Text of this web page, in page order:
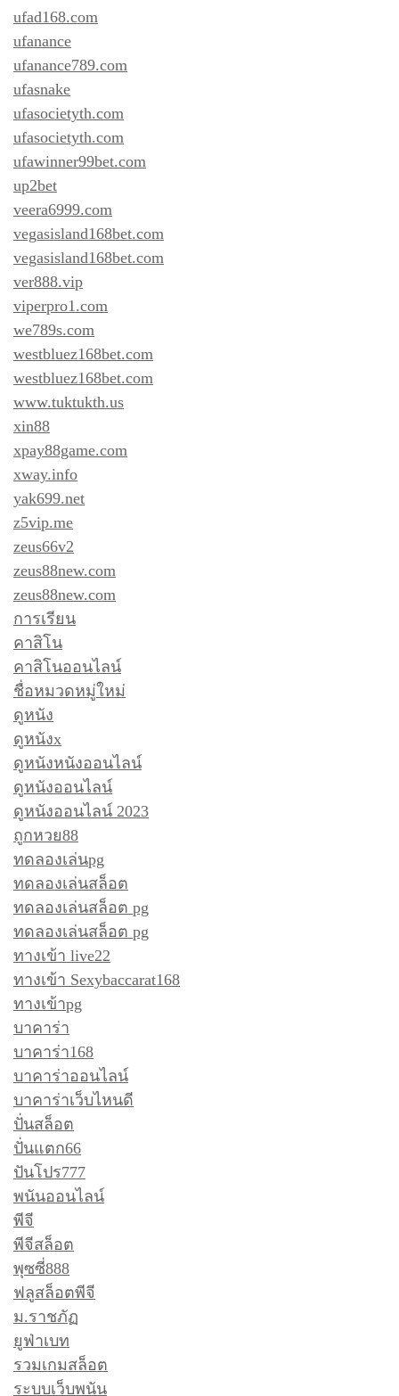
ufad168.com
ufanance
ufanance789.com
ufasnake
ufasocietyth.com
ufasocietyth.com
ufawinner99bet.com
up2bet
veera6999.com
vegasisland168bet.com
vegasisland168bet.com
ver888.vip
viperpro1.com
we789s.com
westbluez168bet.com
westbluez168bet.com
www.tuktukth.us
xin88
xpay88game.com
xway.info
yak699.net
z5vip.me
zeus66v2
zeus88new.com
zeus88new.com
การเรียน
คาสิโน
คาสิโนออนไลน์
ชื่อหมวดหมู่ใหม่
ดูหนัง
ดูหนังx
ดูหนังหนังออนไลน์
ดูหนังออนไลน์
ดูหนังออนไลน์ 2023
ถูกหวย88
ทดลองเล่นpg
ทดลองเล่นสล็อต
ทดลองเล่นสล็อต pg
ทดลองเล่นสล็อต pg
ทางเข้า live22
ทางเข้า Sexybaccarat168
ทางเข้าpg
บาคาร่า
บาคาร่า168
บาคาร่าออนไลน์
บาคาร่าเว็บไหนดี
ปั่นสล็อต
ปั่นแตก66
ปันโปร777
พนันออนไลน์
พีจี
พีจีสล็อต
พุซซี่888
ฟลูสล็อตพีจี
ม.ราชภัฏ
ยูฟ่าเบท
รวมเกมสล็อต
ระบบเว็บพนัน